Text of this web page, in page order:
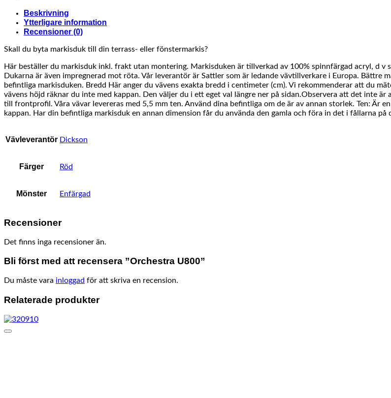
Beskrivning
Ytterligare information
Recensioner (0)
Skall du byta markisduk till din terrass- eller fönstermarkis?
Här beställer du markisduk inkl. frakt utan montering. Markisduken är tillverkad av 100% spinnfärgad acryl, d
Dukarna är även impregnerad mot röta. Vår leverantör är Sattler som är ledande vävtillverkare i Europa. Bättre
befintliga markisduken. Bredd Här anger du vävens exakta bredd i centimeter (cm). Vi rekommenderar att du
vävens höjd räknar du inte med kappan. Den väljer du i ett eget val längre ner på sidan.Observera att det inte
till frontprofil. Våra vävar levereras med 5,5 mm ten. Använd dina befintliga om de är av annan storlek. Ten: Är
kappan. Har din befintliga markisduk en annan dimension får du använda den gamla och föra in det i fållarna på
Vävleverantör Dickson
Färger Röd
Mönster Enfärgad
Recensioner
Det finns inga recensioner än.
Bli först med att recensera ”Orchestra U800”
Du måste vara inloggad för att skriva en recension.
Relaterade produkter